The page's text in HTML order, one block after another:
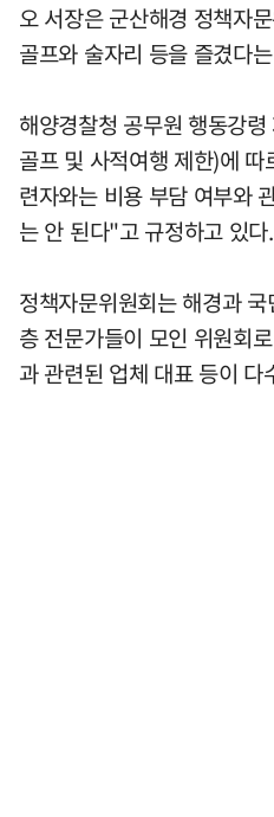
오 서장은 군산해경 정책자
골프와 술자리 등을 즐겼다
해양경찰청 공무원 행동강
골프 및 사적여행 제한)에
련자와는 비용 부담 여부와
는 안 된다"고 규정하고 있다.
정책자문위원회는 해경과
층 전문가들이 모인 위원회
과 관련된 업체 대표 등이